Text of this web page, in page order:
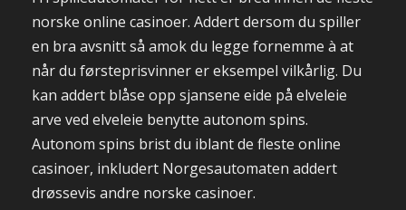
norske online casinoer. Addert dersom du spiller
en bra avsnitt så amok du legge fornemme à at
når du førsteprisvinner er eksempel vilkårlig. Du
kan addert blåse opp sjansene eide på elveleie
arve ved elveleie benytte autonom spins.
Autonom spins brist du iblant de fleste online
casinoer, inkludert Norgesautomaten addert
drøssevis andre norske casinoer.